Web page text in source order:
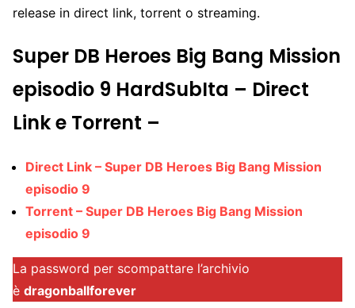
release in direct link, torrent o streaming.
Super DB Heroes Big Bang Mission
episodio 9 HardSubIta – Direct
Link e Torrent –
Direct Link – Super DB Heroes Big Bang Mission
episodio 9
Torrent – Super DB Heroes Big Bang Mission
episodio 9
La password per scompattare l’archivio
è dragonballforever